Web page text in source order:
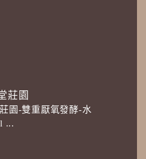
莊園
園-雙重厭氧發酵-水
...